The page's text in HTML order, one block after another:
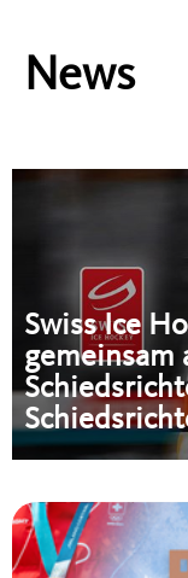
News
Swiss Ice
gemeinsam